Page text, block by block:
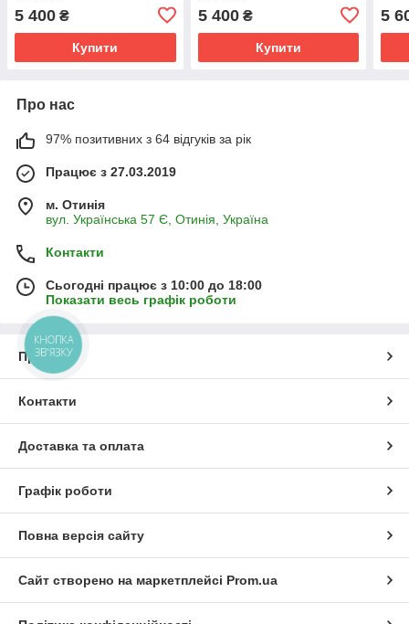
5 400 ₴
Купити
5 400₴
Купити
5
Про нас
97% позитивних з 64 відгуків за рік
Працює з 27.03.2019
м. Отинія
вул. Українська 57 Є, Отинія, Україна
Контакти
Сьогодні працює з 10:00 до 18:00
Показати весь графік роботи
Про нас
Контакти
Доставка та оплата
Графік роботи
Повна версія сайту
Сайт створено на маркетплейсі Prom.ua
КНОПКА
ЗВ'ЯЗКУ